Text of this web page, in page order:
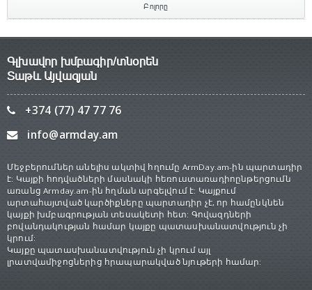
Բոլորը
Գլխավոր խմբագիր/տնօրեն
Տաթև Այվազյան
+374 (77) 47 77 76
info@armday.am
Մեջբերումներ անելիս ակտիվ հղումը ArmDay.am-ին պարտադիր
է: Կայքի հոդվածների մասնակի հեռուստառադիոընթերցումն
առանց Armday.am-ին հղման արգելվում է: Կայքում
արտահայտված կարծիքները պարտադիր չէ, որ համընկնեն
կայքի խմբագրության տեսակետի հետ: Գովազդների
բովանդակության համար կայքը պատասխանատվություն չի
կրում:
Կայքը պատասխանատվություն չի կրում այլ
լրատվամիջոցներից հրապարակված նյութերի համար: